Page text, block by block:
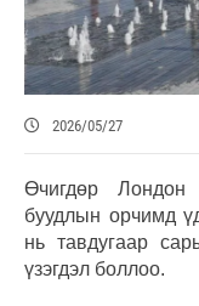
2026/05/27
Өчигдөр Лондон
буудлын орчимд
нь тавдугаар
үзэгдэл боллоо.